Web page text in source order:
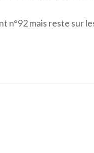
n°92 mais reste sur